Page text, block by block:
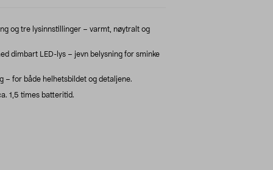
og tre lysinnstillinger – varmt, nøytralt og
dimbart LED-lys – jevn belysning for sminke
– for både helhetsbildet og detaljene.
1,5 times batteritid.